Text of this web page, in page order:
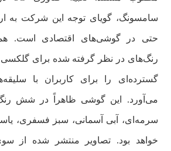
سامسونگ، گویای توجه این شرکت به
حتی در گوشی‌های اقتصادی است.
گسترده‌ای را برای کاربران با
می‌آورد. این گوشی ظاهراً در شش
سرمه‌ای، آبی آسمانی، سبز فسفری،